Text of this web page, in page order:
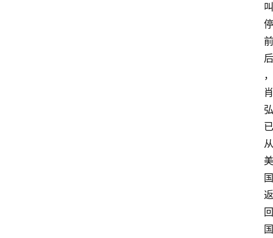
叫
停
前
后
，
肖
弘
已
从
美
国
返
回
国